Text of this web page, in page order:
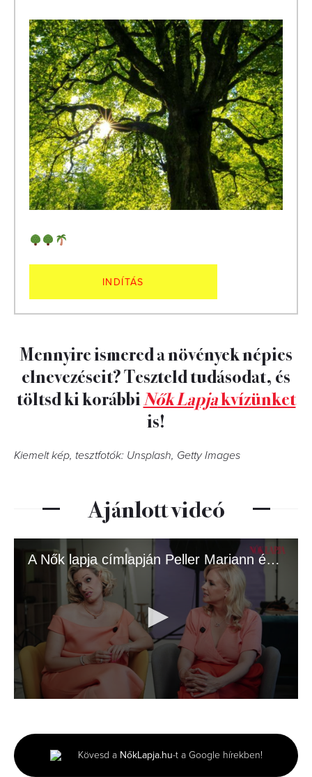
INDÍTÁS
Mennyire ismered a növények népies
elnevezéseit? Teszteld tudásodat, és
töltsd ki korábbiNők Lapjakvízünket
is!
Kiemelt kép, tesztfotók: Unsplash, Getty Images
Ajánlott videó
A Nők lapja címlapján Peller Mariann és Anna!
minutes,
8
seconds
Kövesd a NőkLapja.hu-t a Google hírekben!